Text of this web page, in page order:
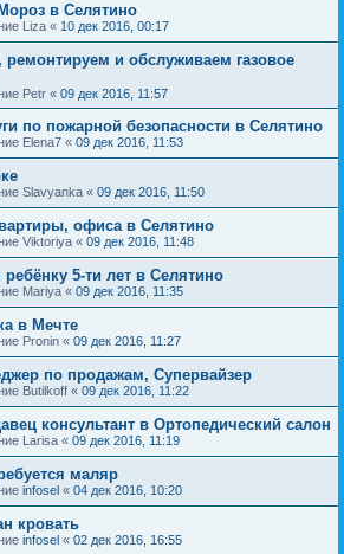
в Селятино
Liza « 10 дек 2016, 00:17
ремонтируем и обслуживаем газовое
Petr « 09 дек 2016, 11:57
по пожарной безопасности в Селятино
Elena7 « 09 дек 2016, 11:53
Slavyanka « 09 дек 2016, 11:50
офиса в Селятино
Viktoriya « 09 дек 2016, 11:48
ребёнку 5-ти лет в Селятино
Mariya « 09 дек 2016, 11:35
в Мечте
Pronin « 09 дек 2016, 11:27
по продажам, Супервайзер
Butilkoff « 09 дек 2016, 11:22
консультант в Ортопедический салон
Larisa « 09 дек 2016, 11:19
маляр
infosel « 04 дек 2016, 10:20
кровать
infosel « 02 дек 2016, 16:55